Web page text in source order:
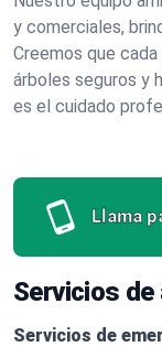
y comerciales,
Creemos que
árboles seguros y
es el cuidado
Llama
Servicios
Servicios de